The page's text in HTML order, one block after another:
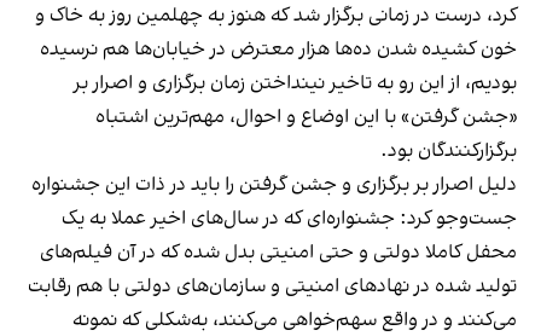
کرد، درست در زمانی برگزار شد که هنوز به چهلمین روز به خاک و
خون کشیده شدن ده‌ها هزار معترض در خیابان‌ها هم نرسیده
بودیم، از این رو به تاخیر نینداختن زمان برگزاری و اصرار بر
«جشن گرفتن» با این اوضاع و احوال، مهم‌ترین اشتباه
برگزارکنندگان بود.
دلیل اصرار بر برگزاری و جشن گرفتن را باید در ذات این جشنواره
جست‌و‌جو کرد: جشنواره‌ای که در سال‌های اخیر عملا به یک
محفل کاملا دولتی و حتی امنیتی بدل شده که در آن فیلم‌های
تولید شده در نهادهای امنیتی و سازمان‌های دولتی با هم رقابت
می‌کنند و در واقع سهم‌خواهی می‌کنند، به‌شکلی که نمونه